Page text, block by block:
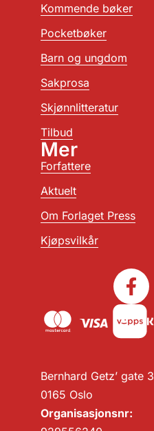
Bernhard Getz’ gate 3
0165 Oslo
Organisasjonsnr:
Kommende bøker
Pocketbøker
Barn og ungdom
Sakprosa
Skjønnlitteratur
Tilbud
Mer
Forfattere
Aktuelt
Om Forlaget Press
Kjøpsvilkår